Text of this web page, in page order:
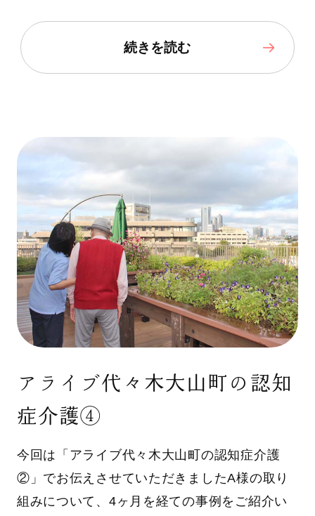
続きを読む
アライブ代々木大山町の認知
症介護④
今回は「アライブ代々木大山町の認知症介護
②」でお伝えさせていただきましたA様の取り
組みについて、4ヶ月を経ての事例をご紹介い